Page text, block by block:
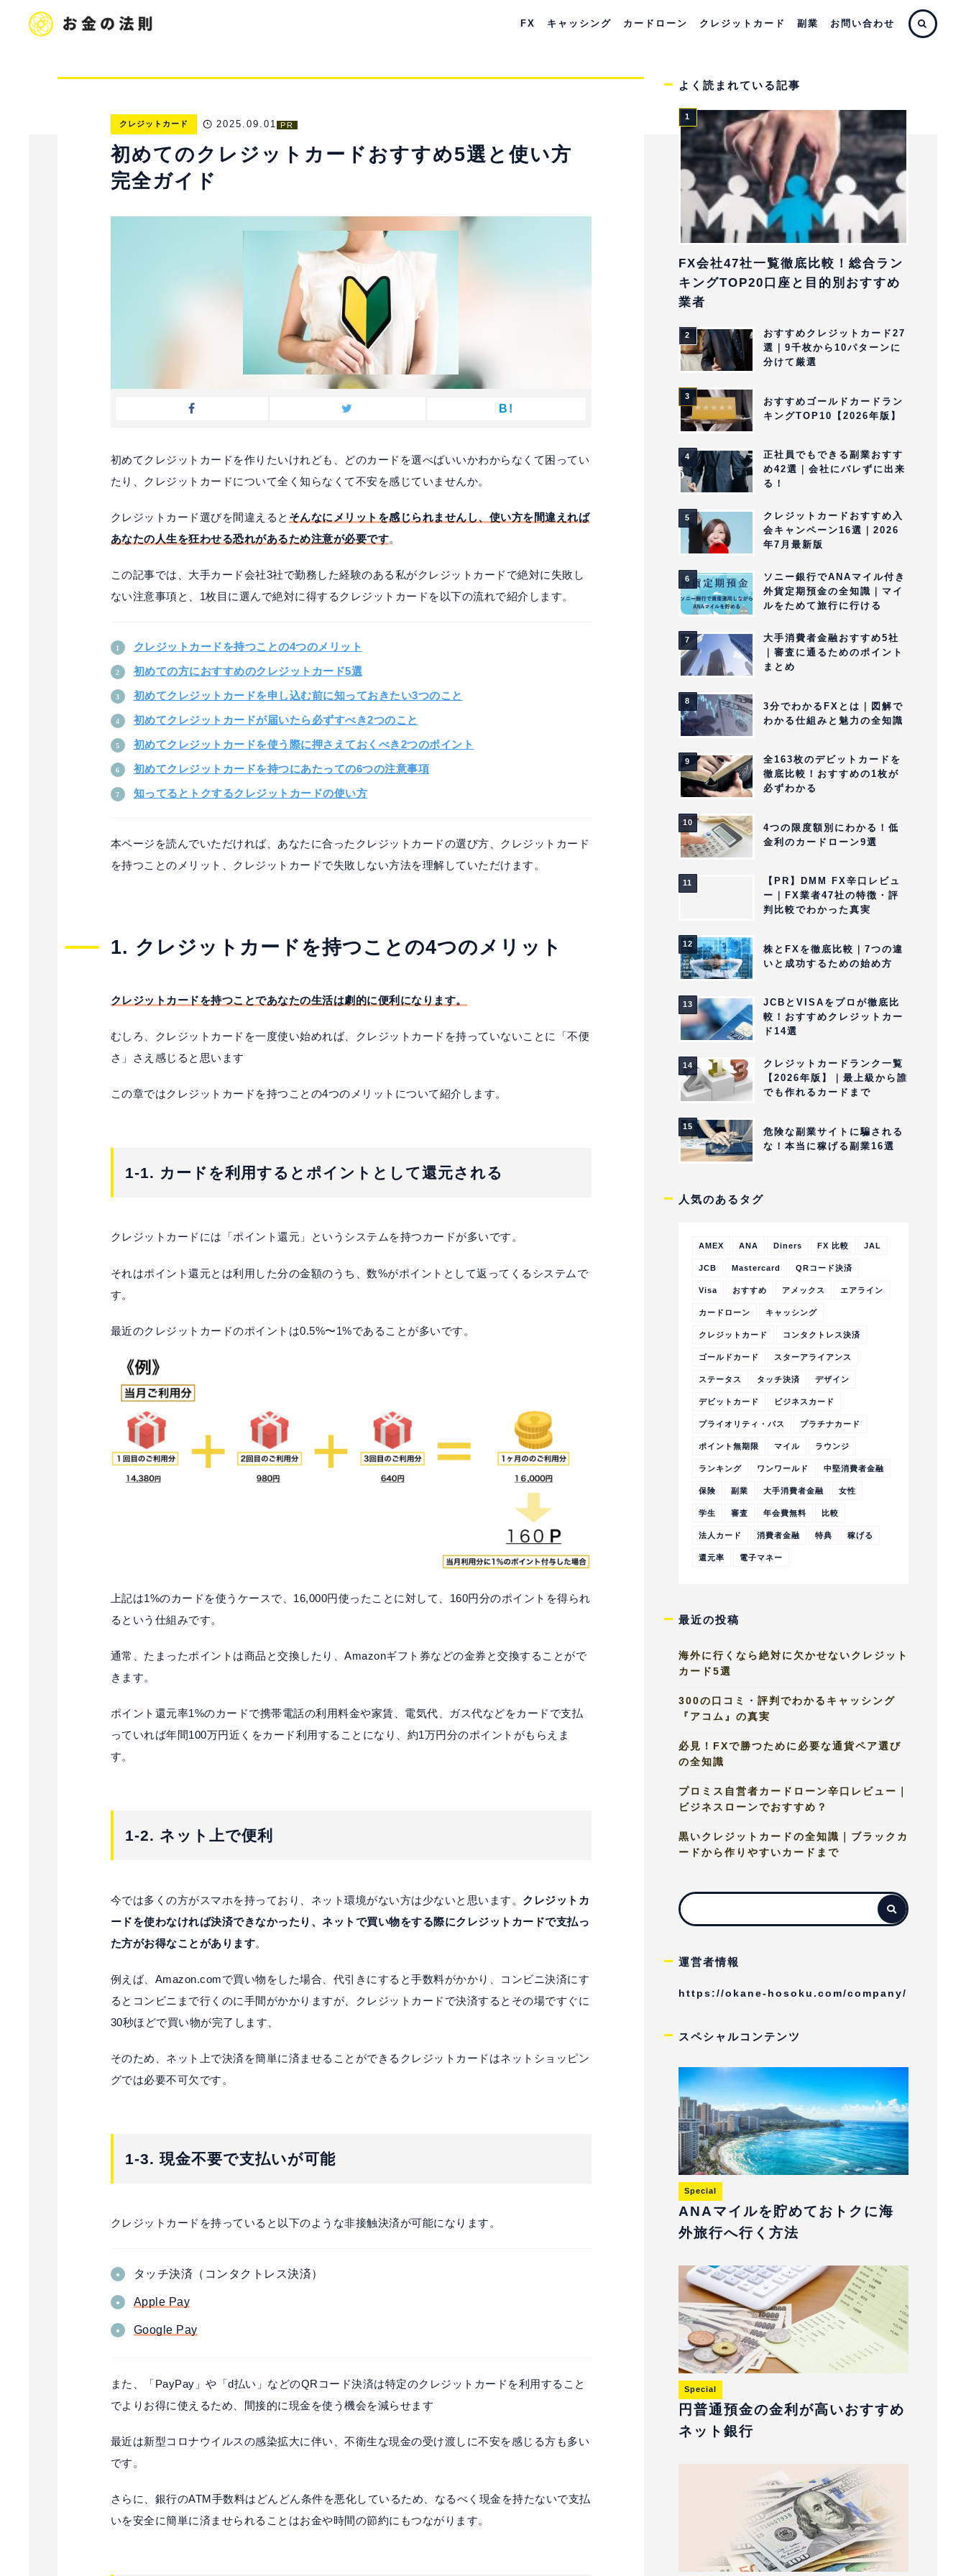
FX キャッシング カードローン クレジットカード 副業 お問い合わせ
PR
クレジットカード 2025.09.01
初めてのクレジットカードおすすめ5選と使い方
完全ガイド
B!
初めてクレジットカードを作りたいけれども、どのカードを選べばいいかわからなくて困ってい
たり、クレジットカードについて全く知らなくて不安を感じていませんか。
クレジットカード選びを間違えると そんなにメリットを感じられませんし、使い方を間違えれば
あなたの人生を狂わせる恐れがあるため注意が必要です。
この記事では、大手カード会社3社で勤務した経験のある私がクレジットカードで絶対に失敗し
ない注意事項と、1枚目に選んで絶対に得するクレジットカードを以下の流れで紹介します。
クレジットカードを持つことの4つのメリット
初めての方におすすめのクレジットカード5選
初めてクレジットカードを申し込む前に知っておきたい3つのこと
初めてク レジットカードが届いたら必ずすべき2つのこと
初めてク レジットカードを使う際に押さえておくべき2つのポイント
初めてクレジットカードを持つにあたっての6つの注意事項
知ってるとトクするクレジットカードの使い方
本ページを読んでいただければ、あなたに合ったクレジットカードの選び方、クレジットカード
を持つことのメリット、クレジットカードで失敗しない方法を理解していただけます。
1. クレジットカードを持つことの4つのメリット
クレジットカードを持つことであなたの生活は劇的に便利になります。
むしろ、クレジットカードを一度使い始めれば、クレジットカードを持っていないことに「不便
さ」さえ感じると思います
この章ではクレジットカードを持つことの4つのメリットについて紹介します。
1-1. カードを利用するとポイントとして還元される
クレジットカードには「ポイント還元」というシステムを持つカードが多いです。
それはポイント還元とは利用した分の金額のうち、数%がポイントとして返ってくるシステムで
す。
最近のクレジットカードのポイントは0.5%〜1%であることが多いです。
上記は1%のカードを使うケースで、16,000円使ったことに対して、160円分のポイントを得られ
るという仕組みです。
通常、たまったポイントは商品と交換したり、Amazonギフト券などの金券と交換することがで
きます。
ポイント還元率1%のカードで携帯電話の利用料金や家賃、電気代、ガス代などをカードで支払
っていれば年間100万円近くをカード利用することになり、約1万円分のポイントがもらえま
す。
1-2. ネット上で便利
今では多くの方がスマホを持っており、ネット環境がない方は少ないと思います。 クレジットカ
ードを使わなければ決済できなかったり、ネットで買い物をする際にクレジットカードで支払っ
た方がお得なことがあります。
例えば、Amazon.comで買い物をした場合、代引きにすると手数料がかかり、コンビニ決済にす
るとコンビニまで行くのに手間がかかりますが、クレジットカードで決済するとその場ですぐに
30秒ほどで買い物が完了します、
そのため、ネット上で決済を簡単に済ませることができるクレジットカードはネットショッピン
グでは必要不可欠です。
1-3. 現金不要で支払いが可能
クレジットカードを持っていると以下のような非接触決済が可能になります。
タッチ決済（コンタクトレス決済）
Apple Pay
Google Pay
また、「PayPay」や「d払い」などのQRコード決済は特定のクレジットカードを利用すること
でよりお得に使えるため、間接的に現金を使う機会を減らせます
最近は新型コロナウイルスの感染拡大に伴い、不衛生な現金の受け渡しに不安を感じる方も多い
です。
さらに、銀行のATM手数料はどんどん条件を悪化しているため、なるべく現金を持たないで支払
いを安全に簡単に済ませられることはお金や時間の節約にもつながります。
よく読まれている記事
FX会社47社一覧徹底比較！総合ラン
キングTOP20口座と目的別おすすめ
業者
おすすめクレジットカード27
選｜9千枚から10パターンに
分けて厳選
おすすめゴールドカードラン
キングTOP10【2026年版】
正社員でもできる副業おすす
め42選｜会社にバレずに出来
る！
クレジットカードおすすめ入
会キャンペーン16選｜2026
年7月最新版
ソニー銀行でANAマイル付き
外貨定期預金の全知識｜マイ
ルをためて旅行に行ける
大手消費者金融おすすめ5社
｜審査に通るためのポイント
まとめ
3分でわかるFXとは｜図解で
わかる仕組みと魅力の全知識
全163枚のデビットカードを
徹底比較！おすすめの1枚が
必ずわかる
4つの限度額別にわかる！低
金利のカードローン9選
【PR】DMM FX辛口レビュ
ー｜FX業者47社の特徴・評
判比較でわかった真実
株とFXを徹底比較｜7つの違
いと成功するための始め方
JCBとVISAをプロが徹底比
較！おすすめクレジットカー
ド14選
クレジットカードランク一覧
【2026年版】｜最上級から誰
でも作れるカードまで
危険な副業サイトに騙される
な！本当に稼げる副業16選
人気のあるタグ
AMEX ANA Diners FX 比較 JAL
JCB Mastercard QRコード決済
Visa おすすめ アメックス エアライン
カードローン キャッシング
クレジットカード コンタクトレス決済
ゴールドカード スターアライアンス
ステータス タッチ決済 デザイン
デビットカード ビジネスカード
プライオリティ・パス プラチナカード
ポイント無期限 マイル ラウンジ
ランキング ワンワールド 中堅消費者金融
保険 副業 大手消費者金融 女性
学生 審査 年会費無料 比較
法人カード 消費者金融 特典 稼げる
還元率 電子マネー
最近の投稿
海外に行くなら絶対に欠かせないクレジット
カード5選
300の口コミ・評判でわかるキャッシング
『アコム』の真実
必見！FXで勝つために必要な通貨ペア選び
の全知識
プロミス自営者カードローン辛口レビュー｜
ビジネスローンでおすすめ？
黒いクレジットカードの全知識｜ブラックカ
ードから作りやすいカードまで
運営者情報
https://okane-hosoku.com/company/
スペシャルコンテンツ
Special
ANAマイルを貯めておトクに海
外旅行へ行く方法
Special
円普通預金の金利が高いおすすめ
ネット銀行